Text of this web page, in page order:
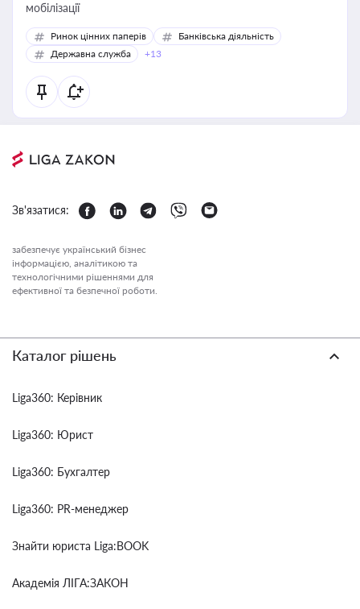
мобілізації
Ринок цінних паперів
Банківська діяльність
Державна служба
+13
Зв'язатися:
забезпечує український бізнес
інформацією, аналітикою та
технологічними рішеннями для
ефективної та безпечної роботи.
Каталог рішень
Liga360: Керівник
Liga360: Юрист
Liga360: Бухгалтер
Liga360: PR-менеджер
Знайти юриста Liga:BOOK
Академія ЛІГА:ЗАКОН